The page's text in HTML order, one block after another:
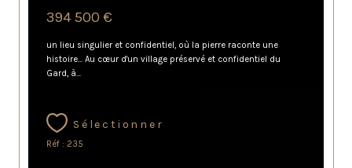
394 500 €
un lieu singulier et confidentiel, où la pierre raconte une
histoire… Au cœur d'un village préservé et confidentiel du
Gard, à...
Sélectionner
Réf : 235